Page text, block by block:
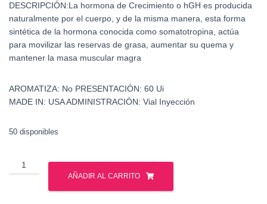
DESCRIPCIÓN:La hormona de Crecimiento o hGH es producida
naturalmente por el cuerpo, y de la misma manera, esta forma
sintética de la hormona conocida como somatotropina, actúa
para movilizar las reservas de grasa, aumentar su quema y
mantener la masa muscular magra
AROMATIZA: No PRESENTACIÓN: 60 Ui
MADE IN: USAADMINISTRACIÓN: Vial Inyección
50 disponibles
Somatropina
60
AÑADIR AL CARRITO